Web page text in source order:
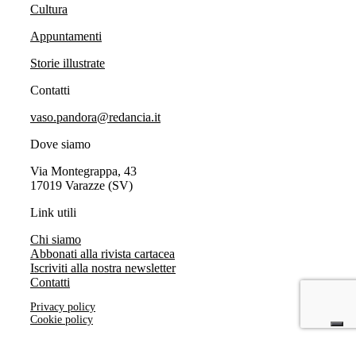
Cultura
Appuntamenti
Storie illustrate
Contatti
vaso.pandora@redancia.it
Dove siamo
Via Montegrappa, 43
17019 Varazze (SV)
Link utili
Chi siamo
Abbonati alla rivista cartacea
Iscriviti alla nostra newsletter
Contatti
Privacy policy
Cookie policy